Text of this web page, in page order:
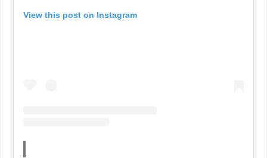
View this post on Instagram